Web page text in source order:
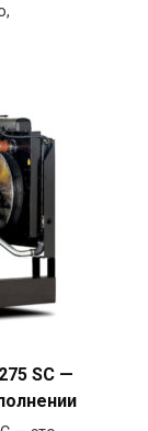
SC —